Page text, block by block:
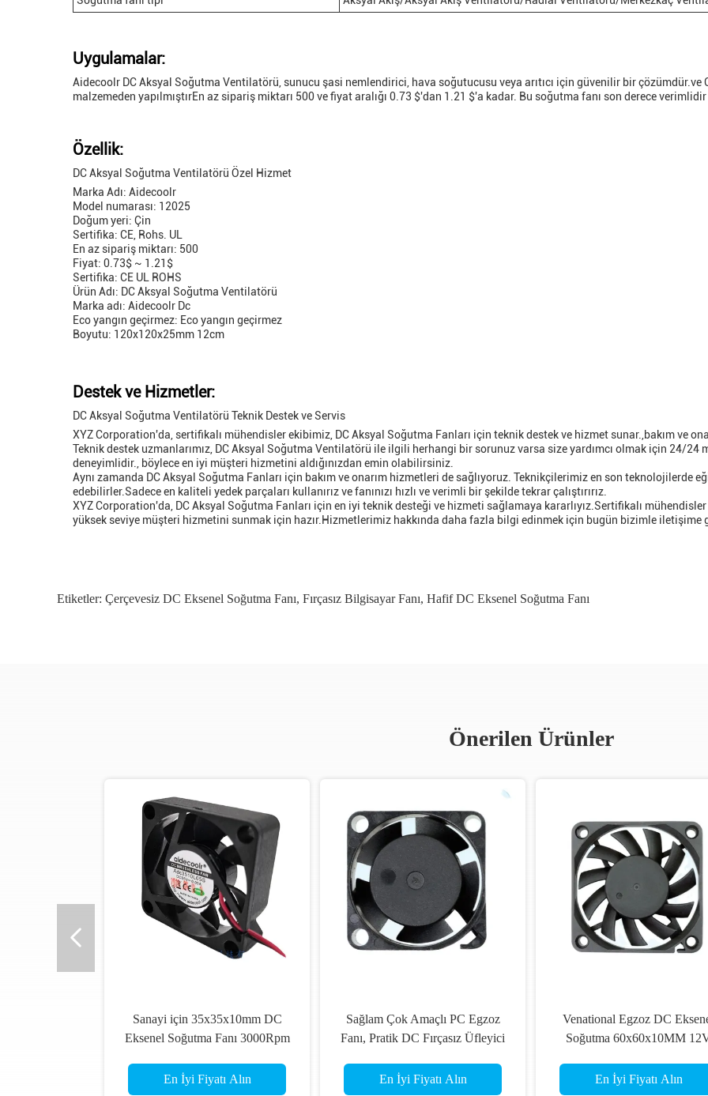
Uygulamalar:
Aidecoolr DC Aksyal Soğutma Ventilatörü, sunucu şasi nemlendirici, hava soğutucusu veya arıtıcı için güvenilir bir çözümdür.ve
malzemeden yapılmıştırEn az sipariş miktarı 500 ve fiyat aralığı 0.73 $'dan 1.21 $'a kadar. Bu soğutma fanı son derece
Özellik:
DC Aksyal Soğutma Ventilatörü Özel Hizmet
Marka Adı: Aidecoolr
Model numarası: 12025
Doğum yeri: Çin
Sertifika: CE, Rohs. UL
En az sipariş miktarı: 500
Fiyat: 0.73$ ~ 1.21$
Sertifika: CE UL ROHS
Ürün Adı: DC Aksyal Soğutma Ventilatörü
Marka adı: Aidecoolr Dc
Eco yangın geçirmez: Eco yangın geçirmez
Boyutu: 120x120x25mm 12cm
Destek ve Hizmetler:
DC Aksyal Soğutma Ventilatörü Teknik Destek ve Servis
XYZ Corporation'da, sertifikalı mühendisler ekibimiz, DC Aksyal Soğutma Fanları için teknik destek ve hizmet sunar.,bakım ve
Teknik destek uzmanlarımız, DC Aksyal Soğutma Ventilatörü ile ilgili herhangi bir sorunuz varsa size yardımcı olmak için 24/
deneyimlidir., böylece en iyi müşteri hizmetini aldığınızdan emin olabilirsiniz.
Aynı zamanda DC Aksyal Soğutma Fanları için bakım ve onarım hizmetleri de sağlıyoruz. Teknikçilerimiz en son teknolojilerde
edebilirler.Sadece en kaliteli yedek parçaları kullanırız ve fanınızı hızlı ve verimli bir şekilde tekrar çalıştırırız.
XYZ Corporation'da, DC Aksyal Soğutma Fanları için en iyi teknik desteği ve hizmeti sağlamaya kararlıyız.Sertifikalı
yüksek seviye müşteri hizmetini sunmak için hazır.Hizmetlerimiz hakkında daha fazla bilgi edinmek için bugün bizimle iletişime
Etiketler: Çerçevesiz DC Eksenel Soğutma Fanı, Fırçasız Bilgisayar Fanı, Hafif DC Eksenel Soğutma Fanı
Önerilen Ürünler
Sanayi için 35x35x10mm DC
Eksenel Soğutma Fanı 3000Rpm
En İyi Fiyatı Alın
Sağlam Çok Amaçlı PC Egzoz
Fanı, Pratik DC Fırçasız Üfleyici
En İyi Fiyatı Alın
Venational Egzoz DC
Soğutma 60x60x10MM
En İyi Fiyatı Alın